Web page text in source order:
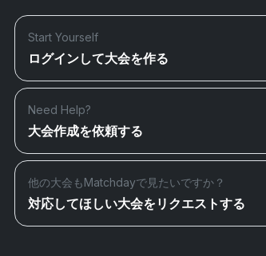
Start Yourself
ログインして大会を作る
Need Help?
大会作成を依頼する
他の大会もMatchdayで見たいですか？
対応してほしい大会をリクエストする